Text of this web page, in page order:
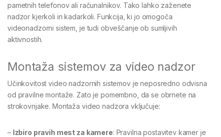
pametnih telefonov ali računalnikov. Tako lahko zaženete
nadzor kjerkoli in kadarkoli. Funkcija, ki jo omogoča
videonadzorni sistem, je tudi obveščanje ob sumljivih
aktivnostih.
Montaža sistemov za video nadzor
Učinkovitost video nadzornih sistemov je neposredno odvisna
od pravilne montaže. Zato je pomembno, da se obrnete na
strokovnjake. Montaža video nadzora vključuje:
– Izbiro pravih mest za kamere: Pravilna postavitev kamer je